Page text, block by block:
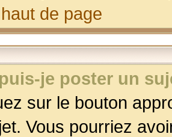
de page
je poster un
sur le bouton
Vous pourriez